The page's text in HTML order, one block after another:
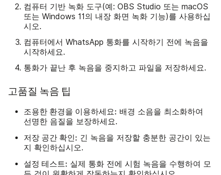
컴퓨터 기반 녹화 도구(예: OBS Studio 또는 macOS
또는 Windows 11의 내장 화면 녹화 기능)를 사용하십
시오.
컴퓨터에서 WhatsApp 통화를 시작하기 전에 녹음을
시작하세요.
통화가 끝난 후 녹음을 중지하고 파일을 저장하세요.
고품질 녹음 팁
조용한 환경을 이용하세요: 배경 소음을 최소화하여
선명한 음질을 보장하세요.
저장 공간 확인: 긴 녹음을 저장할 충분한 공간이 있는
지 확인하십시오.
설정 테스트: 실제 통화 전에 시험 녹음을 수행하여 모